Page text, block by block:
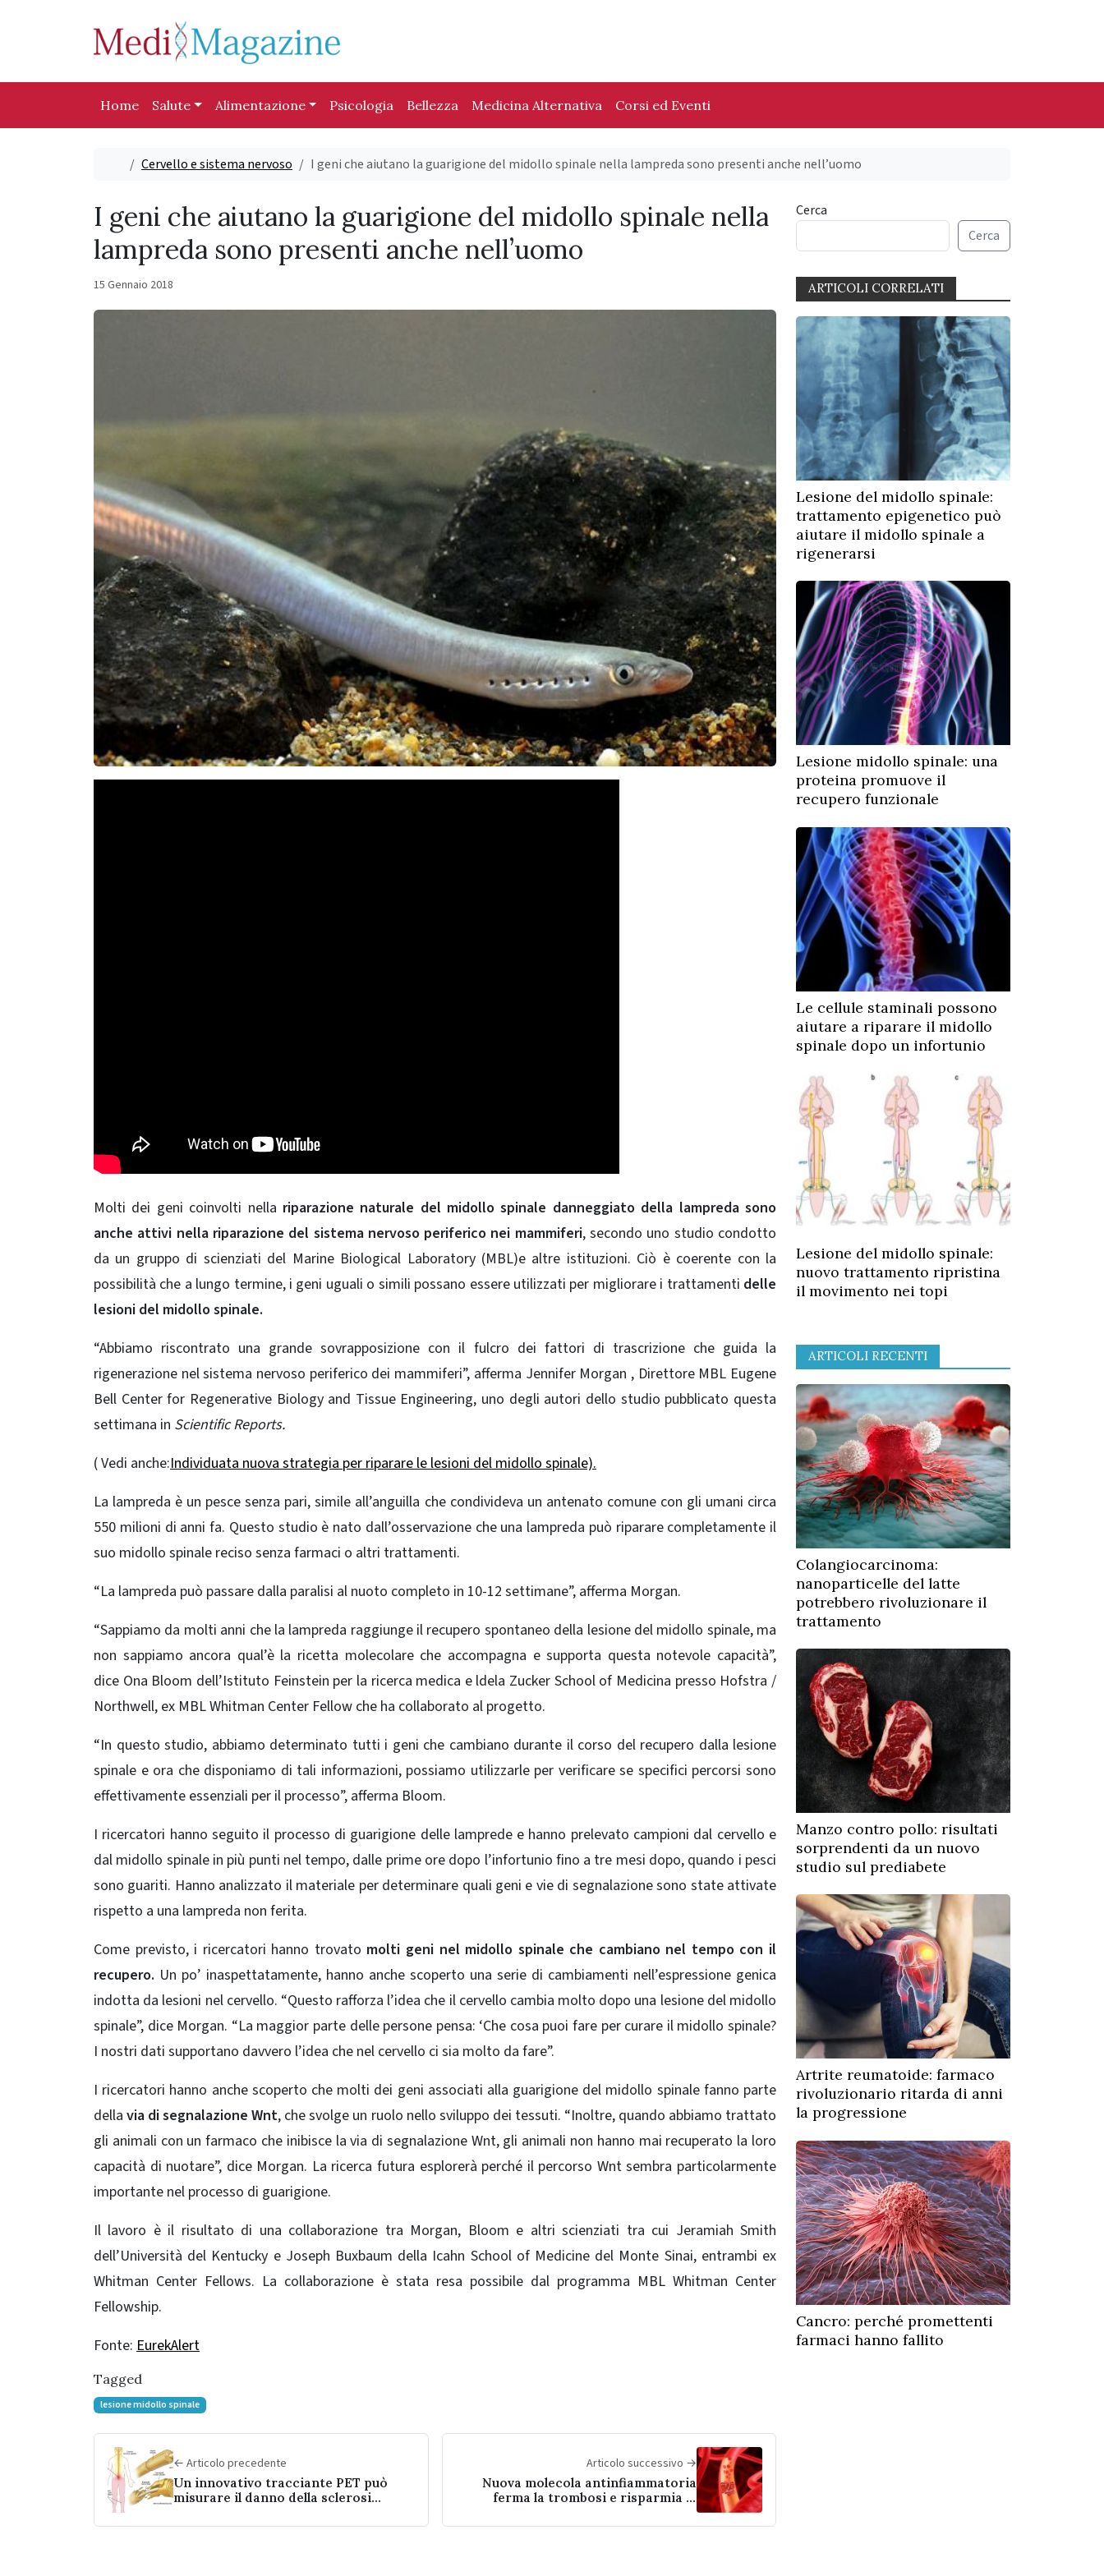
Home Salute Alimentazione Psicologia Bellezza Medicina Alternativa Corsi ed Eventi
Home
Cervello e sistema nervoso I geni che aiutano la guarigione del midollo spinale nella lampreda sono presenti anche nell’uomo
I geni che aiutano la guarigione del midollo spinale nella
lampreda sono presenti anche nell’uomo
15 Gennaio 2018
Molti dei geni coinvolti nella riparazione naturale del midollo spinale danneggiato della lampreda sono
anche attivi nella riparazione del sistema nervoso periferico nei mammiferi, secondo uno studio condotto
da un gruppo di scienziati del Marine Biological Laboratory (MBL)e altre istituzioni. Ciò è coerente con la
possibilità che a lungo termine, i geni uguali o simili possano essere utilizzati per migliorare i trattamenti delle
lesioni del midollo spinale.
“Abbiamo riscontrato una grande sovrapposizione con il fulcro dei fattori di trascrizione che guida la
rigenerazione nel sistema nervoso periferico dei mammiferi”, afferma Jennifer Morgan , Direttore MBL Eugene
Bell Center for Regenerative Biology and Tissue Engineering, uno degli autori dello studio pubblicato questa
settimana in Scientific Reports.
( Vedi anche:Individuata nuova strategia per riparare le lesioni del midollo spinale).
La lampreda è un pesce senza pari, simile all’anguilla che condivideva un antenato comune con gli umani circa
550 milioni di anni fa. Questo studio è nato dall’osservazione che una lampreda può riparare completamente il
suo midollo spinale reciso senza farmaci o altri trattamenti.
“La lampreda può passare dalla paralisi al nuoto completo in 10-12 settimane”, afferma Morgan.
“Sappiamo da molti anni che la lampreda raggiunge il recupero spontaneo della lesione del midollo spinale, ma
non sappiamo ancora qual’è la ricetta molecolare che accompagna e supporta questa notevole capacità”,
dice Ona Bloom dell’Istituto Feinstein per la ricerca medica e ldela Zucker School of Medicina presso Hofstra /
Northwell, ex MBL Whitman Center Fellow che ha collaborato al progetto.
“In questo studio, abbiamo determinato tutti i geni che cambiano durante il corso del recupero dalla lesione
spinale e ora che disponiamo di tali informazioni, possiamo utilizzarle per verificare se specifici percorsi sono
effettivamente essenziali per il processo”, afferma Bloom.
I ricercatori hanno seguito il processo di guarigione delle lamprede e hanno prelevato campioni dal cervello e
dal midollo spinale in più punti nel tempo, dalle prime ore dopo l’infortunio fino a tre mesi dopo, quando i pesci
sono guariti. Hanno analizzato il materiale per determinare quali geni e vie di segnalazione sono state attivate
rispetto a una lampreda non ferita.
Come previsto, i ricercatori hanno trovato molti geni nel midollo spinale che cambiano nel tempo con il
recupero. Un po’ inaspettatamente, hanno anche scoperto una serie di cambiamenti nell’espressione genica
indotta da lesioni nel cervello. “Questo rafforza l’idea che il cervello cambia molto dopo una lesione del midollo
spinale”, dice Morgan. “La maggior parte delle persone pensa: ‘Che cosa puoi fare per curare il midollo spinale?
I nostri dati supportano davvero l’idea che nel cervello ci sia molto da fare”.
I ricercatori hanno anche scoperto che molti dei geni associati alla guarigione del midollo spinale fanno parte
dellavia di segnalazione Wnt, che svolge un ruolo nello sviluppo dei tessuti. “Inoltre, quando abbiamo trattato
gli animali con un farmaco che inibisce la via di segnalazione Wnt, gli animali non hanno mai recuperato la loro
capacità di nuotare”, dice Morgan. La ricerca futura esplorerà perché il percorso Wnt sembra particolarmente
importante nel processo di guarigione.
Il lavoro è il risultato di una collaborazione tra Morgan, Bloom e altri scienziati tra cui Jeramiah Smith
dell’Università del Kentucky e Joseph Buxbaum della Icahn School of Medicine del Monte Sinai, entrambi ex
Whitman Center Fellows. La collaborazione è stata resa possibile dal programma MBL Whitman Center
Fellowship.
Fonte: EurekAlert
Tagged
lesione midollo spinale
← Articolo precedente
Un innovativo tracciante PET può
misurare il danno della sclerosi
Articolo successivo →
Nuova molecola antinfiammatoria
ferma la trombosi e risparmia la
Cerca
Cerca
ARTICOLI CORRELATI
Lesione del midollo spinale:
trattamento epigenetico può
aiutare il midollo spinale a
rigenerarsi
Lesione midollo spinale: una
proteina promuove il
recupero funzionale
Le cellule staminali possono
aiutare a riparare il midollo
spinale dopo un infortunio
Lesione del midollo spinale:
nuovo trattamento ripristina
il movimento nei topi
ARTICOLI RECENTI
Colangiocarcinoma:
nanoparticelle del latte
potrebbero rivoluzionare il
trattamento
Manzo contro pollo: risultati
sorprendenti da un nuovo
studio sul prediabete
Artrite reumatoide: farmaco
rivoluzionario ritarda di anni
la progressione
Cancro: perché promettenti
farmaci hanno fallito